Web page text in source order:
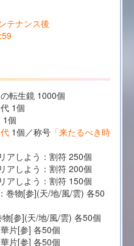
テナンス後
転生鏡 1000個
1個
1個
1個／称号「来たるべき時
アしよう：割符 250個
アしよう：割符 200個
アしよう：割符 150個
巻物[参](天/地/風/雲) 各50
[参](天/地/風/雲) 各50個
片[参] 各50個
片[参] 各50個